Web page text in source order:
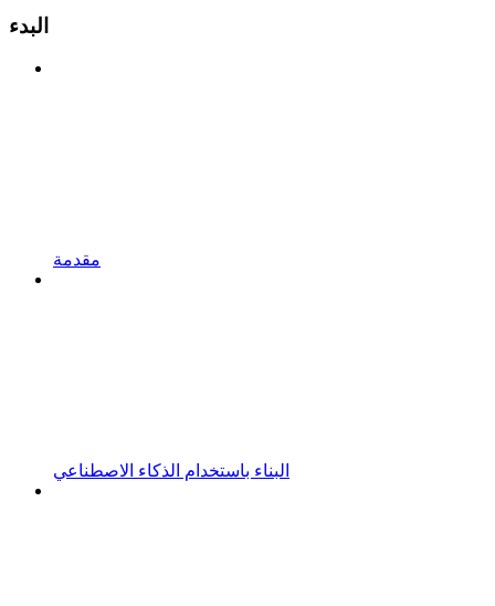
البدء
مقدمة
البناء باستخدام الذكاء الاصطناعي